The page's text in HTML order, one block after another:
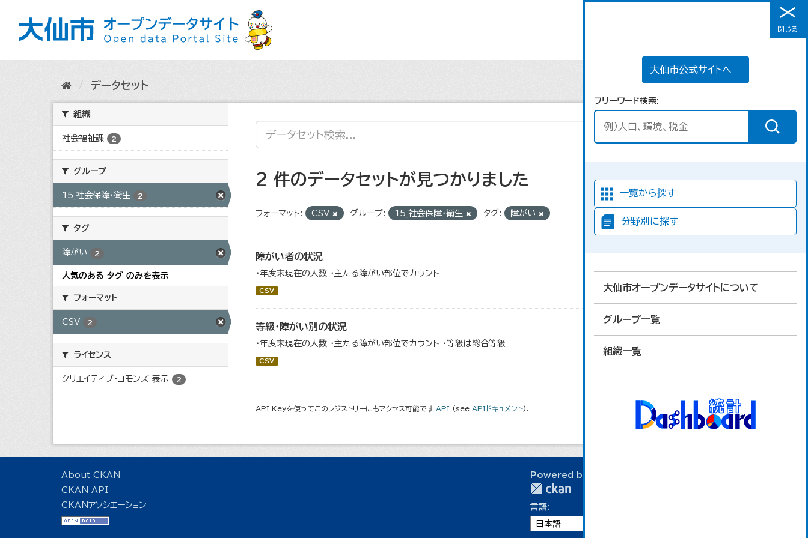
メニュー
大仙市公式サイトへ
フリーワード検索
一覧から探す
分野別に探す
大仙市オープンデータサイトについて
グループ一覧
組織一覧
閉じる
データセット
組織
社会福祉課 2
グループ
15_社会保障・衛生 2
タグ
障がい 2
人気のある タグ のみを表示
フォーマット
CSV 2
ライセンス
クリエイティブ・コモンズ 表示 2
2 件のデータセットが見つかりました
フォーマット: CSV グループ: 15_社会保障・衛生 タグ: 障がい
障がい者の状況
・年度末現在の人数 ・主たる障がい部位でカウント
CSV
等級・障がい別の状況
・年度末現在の人数 ・主たる障がい部位でカウント ・等級は総合等級
CSV
API Keyを使ってこのレジストリーにもアクセス可能です API (see APIドキュメント).
About CKAN
CKAN API
CKANアソシエーション
Powered by
言語